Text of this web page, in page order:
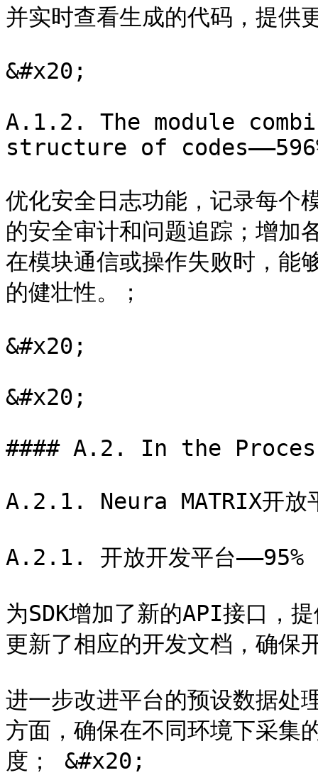
并实时查看生成的代码，提供
&#x20;
A.1.2. The module
structure of
优化安全日志功能，记录每个
的安全审计和问题追踪；增加
在模块通信或操作失败时，能
的健壮性。；
&#x20;
&#x20;
#### A.2. In the
A.2.1. Neura MATRIX开放
A.2.1. 开放开发平台——95%
为SDK增加了新的API接口，
更新了相应的开发文档，确保
进一步改进平台的预设数据处
方面，确保在不同环境下采集
度； &#x20;